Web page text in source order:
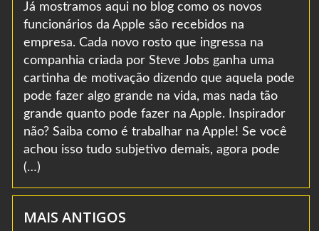
Já mostramos aqui no blog como os novos
funcionários da Apple são recebidos na
empresa. Cada novo rosto que ingressa na
companhia criada por Steve Jobs ganha uma
cartinha de motivação dizendo que aquela pode
pode fazer algo grande na vida, mas nada tão
grande quanto pode fazer na Apple. Inspirador
não? Saiba como é trabalhar na Apple! Se você
achou isso tudo subjetivo demais, agora pode
(…)
MAIS ANTIGOS